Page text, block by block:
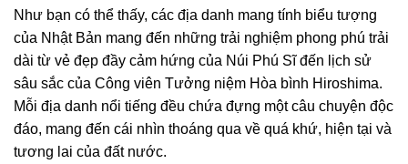
Như bạn có thể thấy, các địa danh mang tính biểu tượng
của Nhật Bản mang đến những trải nghiệm phong phú trải
dài từ vẻ đẹp đầy cảm hứng của Núi Phú Sĩ đến lịch sử
sâu sắc của Công viên Tưởng niệm Hòa bình Hiroshima.
Mỗi địa danh nổi tiếng đều chứa đựng một câu chuyện độc
đáo, mang đến cái nhìn thoáng qua về quá khứ, hiện tại và
tương lai của đất nước.